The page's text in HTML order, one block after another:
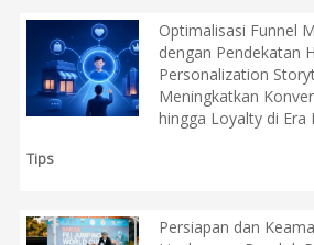
Optimalisasi Funnel
dengan Pendekatan
Personalization
Meningkatkan
hingga Loyalty di Era
Tips
Persiapan dan